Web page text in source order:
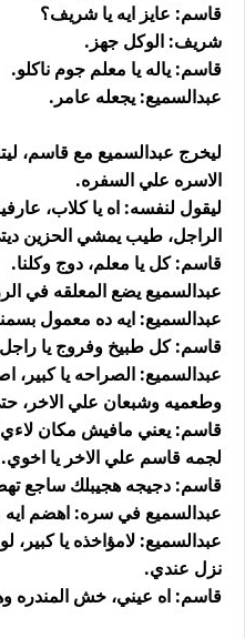
قاسم: عايز ايه يا شريف؟
شريف: الوكل جهز.
قاسم: ياله يا معلم جوم ناكلو.
عبدالسميع: يجعله عامر.
ليخرج عبدالسميع مع قاسم،
الاسره علي السفره.
ليقول لنفسه: اه يا كلاب،
الراجل، طيب يمشي الحزين
قاسم: كل يا معلم، دوج وكلنا.
عبدالسميع يضع المعلقه في
عبدالسميع: ايه ده معمول
قاسم: كل طبيخ وفروج يا
عبدالسميع: الصراحه يا كبير،
وطعميه وشبعان علي الاخر،
قاسم: يعني مافيش مكان
لجمه قاسم علي الاخر يا اخوي.
قاسم: دجيجه هجيبلك ساجع
عبدالسميع في سره: اهضم ايه
عبدالسميع: لامؤاخذه يا
نزل عندي.
قاسم: اه عيني، خش المندره